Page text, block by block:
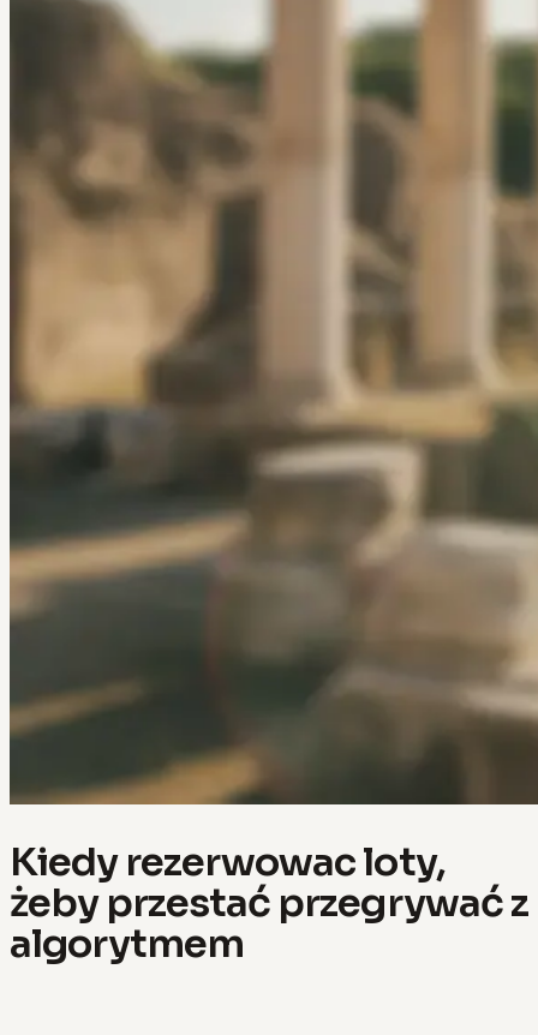
Kiedy rezerwowac loty,
żeby przestać przegrywać z
algorytmem